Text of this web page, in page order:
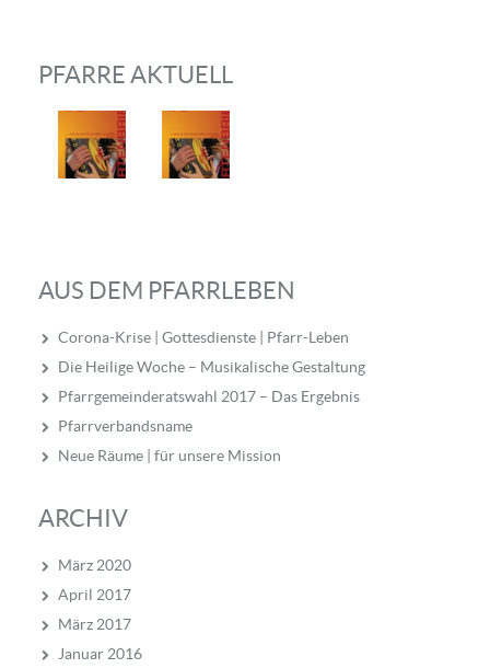
PFARRE AKTUELL
AUS DEM PFARRLEBEN
Corona-Krise | Gottesdienste | Pfarr-Leben
Die Heilige Woche – Musikalische Gestaltung
Pfarrgemeinderatswahl 2017 – Das Ergebnis
Pfarrverbandsname
Neue Räume | für unsere Mission
ARCHIV
März 2020
April 2017
März 2017
Januar 2016